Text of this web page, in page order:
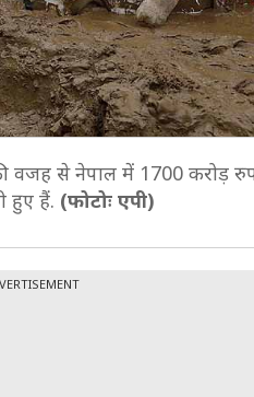
वजह से नेपाल में 1700 करोड़
हुए हैं. (फोटोः एपी)